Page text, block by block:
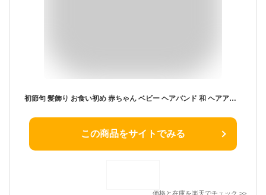
初節句 髪飾り お食い初め 赤ちゃん ベビー ヘアバンド 和 ヘアアクセサリー 袴 女の子 着物 子供 【はんなり金糸帯リボンと水引和髪飾り】 ヘアクリップ コーム ヘアアクセ 浴衣 日本製 桜 花 マム 子ども ベビー袴 新生児 100日 ひな祭り キッズ 和装 七五三 浴衣
この商品をサイトでみる
価格と在庫を楽天でチェック >>